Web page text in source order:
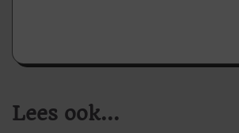
Lees ook...